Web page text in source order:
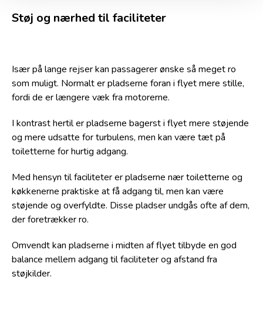
Støj og nærhed til faciliteter
Især på lange rejser kan passagerer ønske så meget ro
som muligt. Normalt er pladserne foran i flyet mere stille,
fordi de er længere væk fra motorerne.
I kontrast hertil er pladserne bagerst i flyet mere støjende
og mere udsatte for turbulens, men kan være tæt på
toiletterne for hurtig adgang.
Med hensyn til faciliteter er pladserne nær toiletterne og
køkkenerne praktiske at få adgang til, men kan være
støjende og overfyldte. Disse pladser undgås ofte af dem,
der foretrækker ro.
Omvendt kan pladserne i midten af flyet tilbyde en god
balance mellem adgang til faciliteter og afstand fra
støjkilder.